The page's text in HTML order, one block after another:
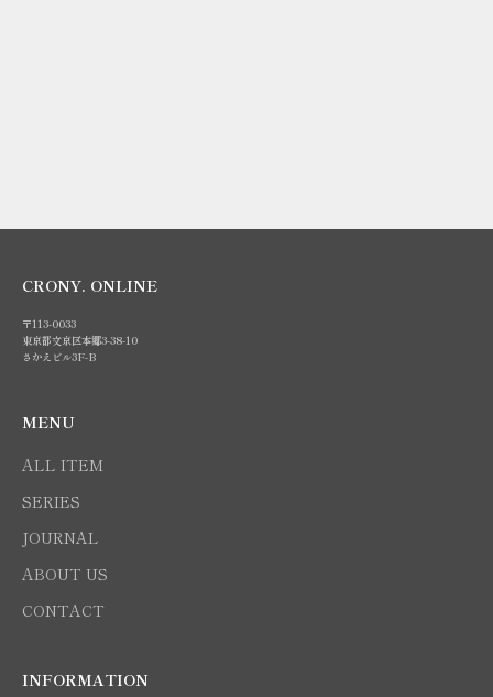
CRONY. ONLINE
〒113-0033
東京都文京区本郷3-38-10
さかえビル3F-B
MENU
ALL ITEM
SERIES
JOURNAL
ABOUT US
CONTACT
INFORMATION